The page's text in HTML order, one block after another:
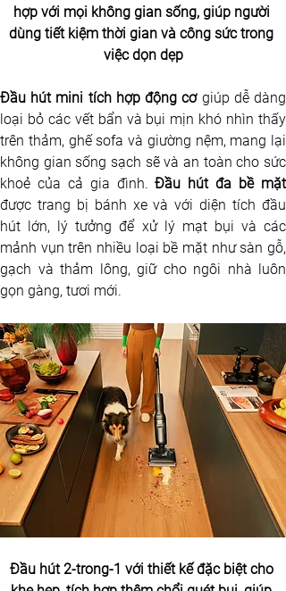
hợp với mọi không gian sống, giúp người
dùng tiết kiệm thời gian và công sức trong
việc dọn dẹp
Đầu hút mini tích hợp động cơ giúp dễ dàng
loại bỏ các vết bẩn và bụi mịn khó nhìn thấy
trên thảm, ghế sofa và giường nệm, mang lại
không gian sống sạch sẽ và an toàn cho sức
khoẻ của cả gia đình.
được trang bị bánh xe và với diện tích đầu
hút lớn, lý tưởng để xử lý mạt bụi và các
mảnh vụn trên nhiều loại bề mặt như sàn gỗ,
gạch và thảm lông, giữ cho ngôi nhà luôn
gọn gàng, tươi mới.
Đầu hút 2-trong-1 với thiết kế đặc biệt cho